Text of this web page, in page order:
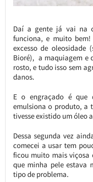
Daí a gente já vai na
funciona, e muito
excesso de
Bioré), a maquiagem e
rosto, e tudo isso sem
danos.
E o engraçado é que
emulsiona o produto, a
tivesse existido um óleo
Dessa segunda vez
comecei a usar tem
ficou muito mais viçosa
que minha pele estava
tipo de problema.